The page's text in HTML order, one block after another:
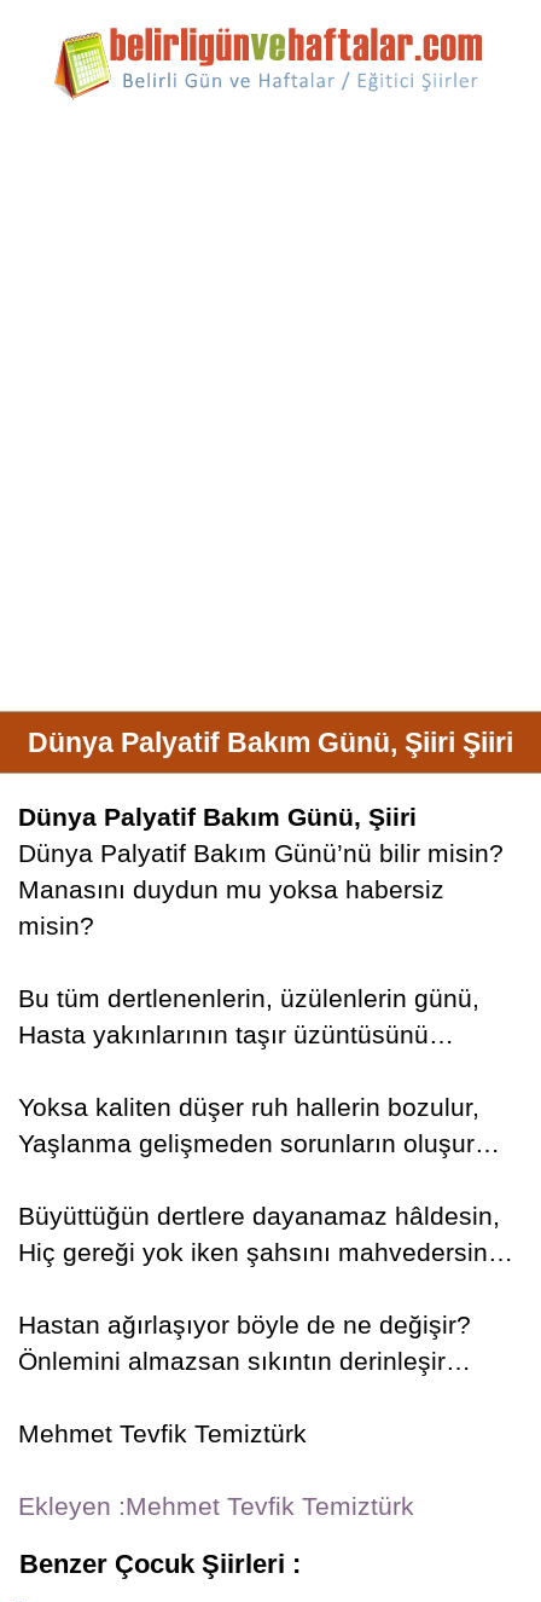
Dünya Palyatif Bakım Günü, Şiiri Şiiri
Dünya Palyatif Bakım Günü, Şiiri
Dünya Palyatif Bakım Günü’nü bilir misin?
Manasını duydun mu yoksa habersiz
misin?
Bu tüm dertlenenlerin, üzülenlerin günü,
Hasta yakınlarının taşır üzüntüsünü…
Yoksa kaliten düşer ruh hallerin bozulur,
Yaşlanma gelişmeden sorunların oluşur…
Büyüttüğün dertlere dayanamaz hâldesin,
Hiç gereği yok iken şahsını mahvedersin…
Hastan ağırlaşıyor böyle de ne değişir?
Önlemini almazsan sıkıntın derinleşir…
Mehmet Tevfik Temiztürk
Ekleyen :Mehmet Tevfik Temiztürk
Benzer Çocuk Şiirleri :